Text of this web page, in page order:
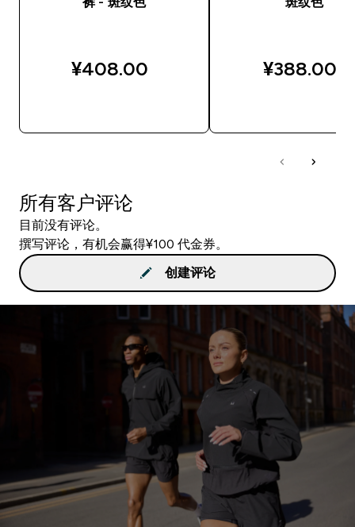
¥408.00‎ ¥388.00‎
所有客户评论
目前没有评论。
撰写评论，有机会赢得¥100 代金券。
创建评论